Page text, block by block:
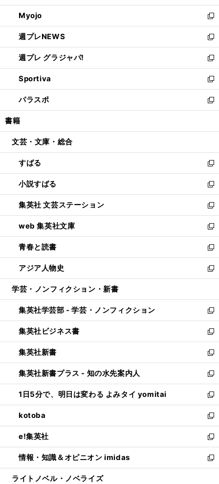
開
く
ウ
で
開
く
ン
ド
ウ
で
開
く
ウ
ィ
ン
ド
ウ
で
開
く
Myojo
新
し
い
ウ
ィ
ン
ド
ウ
で
開
週プレNEWS
新
し
い
ウ
ィ
ン
ド
ウ
開
週プレ グラジャパ!
新
し
い
ウ
ィ
ン
ウ
開
く
Sportiva
新
し
い
ウ
ン
ウ
で
開
く
パラスポ
新
し
ウ
ン
ド
ウ
で
開
く
書籍
文芸・文庫・総合
すばる
新
し
い
ウ
ィ
ン
ド
ウ
で
開
く
小説すばる
新
し
い
ウ
ィ
ン
ド
ウ
で
開
集英社 文芸ステーション
新
し
い
ウ
ィ
ン
ド
ウ
開
く
web 集英社文庫
新
し
い
ウ
ィ
ン
ウ
で
開
く
青春と読書
新
し
い
ウ
ン
ド
ウ
で
開
く
アジア人物史
新
し
ウ
ィ
ン
ド
ウ
で
開
く
学芸・ノンフィクション・新書
集英社学芸部 - 学芸・ノンフィクション
新
し
い
ウ
ィ
ン
ド
ウ
で
開
く
集英社ビジネス書
新
し
い
ウ
ィ
ン
ド
ウ
で
開
く
集英社新書
新
し
い
ウ
ィ
ン
ド
ウ
で
開
く
集英社新書プラス - 知の水先案内人
新
し
い
ウ
ィ
ン
ド
ウ
で
開
1日5分で、明日は変わる よみタイ yomitai
新
し
い
ウ
ィ
ン
ド
ウ
kotoba
新
し
い
ウ
ィ
ン
e!集英社
新
し
い
ウ
情報・知識＆オピニオン imidas
新
し
ライトノベル・ノベライズ